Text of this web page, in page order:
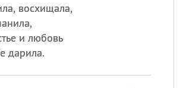
восхищала,
и любовь
дарила.